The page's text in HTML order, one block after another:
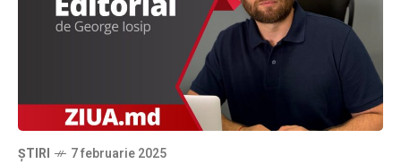
ȘTIRI 7 februarie 2025